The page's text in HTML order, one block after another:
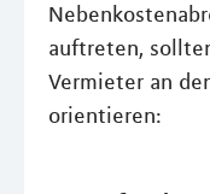
auftreten,
Vermieter an
orientieren: